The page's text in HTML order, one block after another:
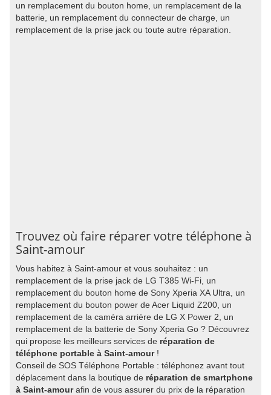
un remplacement du bouton home, un remplacement de la
batterie, un remplacement du connecteur de charge, un
remplacement de la prise jack ou toute autre réparation.
Trouvez où faire réparer votre téléphone à
Saint-amour
Vous habitez à Saint-amour et vous souhaitez : un
remplacement de la prise jack de LG T385 Wi-Fi, un
remplacement du bouton home de Sony Xperia XA Ultra, un
remplacement du bouton power de Acer Liquid Z200, un
remplacement de la caméra arrière de LG X Power 2, un
remplacement de la batterie de Sony Xperia Go ? Découvrez
qui propose les meilleurs services de réparation de
téléphone portable à Saint-amour!
Conseil de SOS Téléphone Portable : téléphonez avant tout
déplacement dans la boutique de réparation de smartphone
à Saint-amourafin de vous assurer du prix de la réparation